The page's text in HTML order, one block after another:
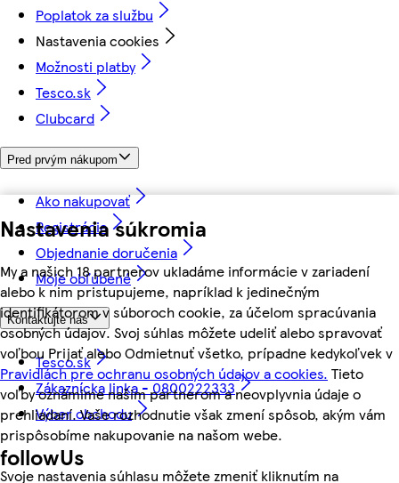
Nastavenia súkromia
My a našich 18 partnerov ukladáme informácie v zariadení
alebo k nim pristupujeme, napríklad k jedinečným
identifikátorom v súboroch cookie, za účelom spracúvania
osobných údajov. Svoj súhlas môžete udeliť alebo spravovať
voľbou Prijať alebo Odmietnuť všetko, prípadne kedykoľvek v
Pravidlách pre ochranu osobných údajov a cookies. Tieto
voľby oznámime našim partnerom a neovplyvnia údaje o
prehliadaní. Vaše rozhodnutie však zmení spôsob, akým vám
prispôsobíme nakupovanie na našom webe.
Svoje nastavenia súhlasu môžete zmeniť kliknutím na
Poplatok za službu
Nastavenia cookies
Možnosti platby
Tesco.sk
Clubcard
Pred prvým nákupom
Ako nakupovať
Registrácia
Objednanie doručenia
Moje obľúbené
Kontaktujte nás
Tesco.sk
Zákaznícka linka - 0800222333
Výber obchodu
followUs